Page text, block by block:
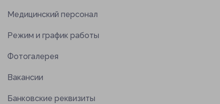
Медицинский персонал
Режим и график работы
Фотогалерея
Вакансии
Банковские реквизиты
Отклик на вакансию